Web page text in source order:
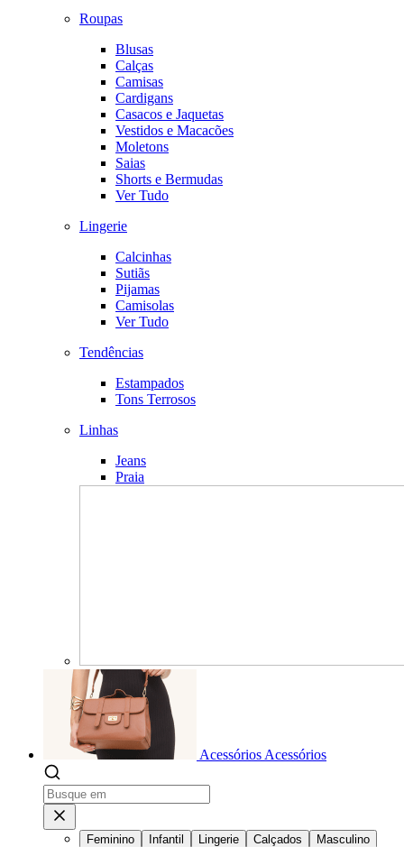
Roupas
Blusas
Calças
Camisas
Cardigans
Casacos e Jaquetas
Vestidos e Macacões
Moletons
Saias
Shorts e Bermudas
Ver Tudo
Lingerie
Calcinhas
Sutiãs
Pijamas
Camisolas
Ver Tudo
Tendências
Estampados
Tons Terrosos
Linhas
Jeans
Praia
Acessórios Acessórios
Feminino Infantil Lingerie Calçados
Masculino